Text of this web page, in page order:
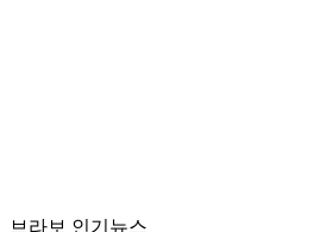
브라보 인기뉴스